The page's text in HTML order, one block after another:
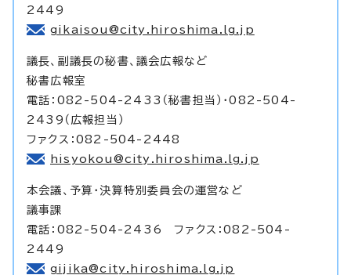
2449
gikaisou@city.hiroshima.lg.jp
議長、副議長の秘書、議会広報など
秘書広報室
電話：082-504-2433（秘書担当）・082-504-
2439（広報担当）
ファクス：082-504-2448
hisyokou@city.hiroshima.lg.jp
本会議、予算・決算特別委員会の運営など
議事課
電話：082-504-2436 ファクス：082-504-
2449
gijika@city.hiroshima.lg.jp